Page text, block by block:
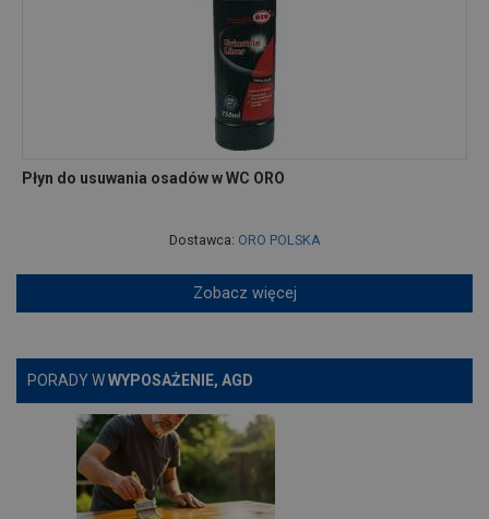
Płyn do usuwania osadów w WC ORO
Dostawca: ORO POLSKA
Zobacz więcej
PORADY WWYPOSAŻENIE, AGD